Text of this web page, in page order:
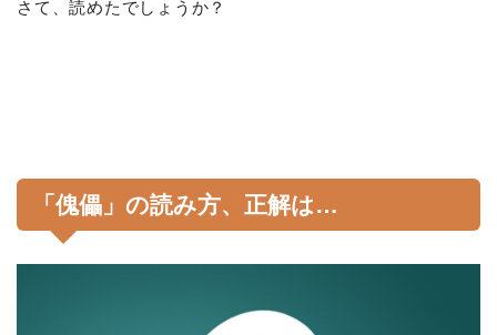
さて、読めたでしょうか？
「傀儡」の読み方、正解は…